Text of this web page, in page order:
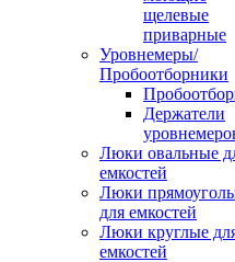
щелевые
приварные
Уровнемеры/
Пробоотборники
Держатели
Люки овальные
емкостей
Люки
для емкостей
Люки круглые
емкостей